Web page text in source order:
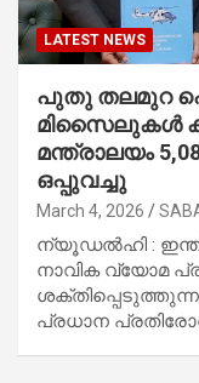
LATEST NEWS
പുതു തലമുറ
മിസൈലുകൾ
മന്ത്രാലയം
ഒപ്പുവച്ചു
March 4, 2026
ന്യൂഡൽഹി :
നാവിക വ്യോമ
പ്രധാന